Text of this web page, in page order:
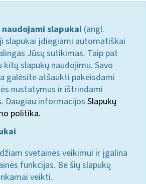
slapukai (angl.
slapukai įdiegiami automatiškai
Jūsų sutikimas. Taip pat
slapukų naudojimu. Savo
galėsite atšaukti pakeisdami
nustatymus ir ištrindami
Daugiau informacijos Slapukų
politika.
svetainės veikimui ir įgalina
funkcijas. Be šių slapukų
veikti.